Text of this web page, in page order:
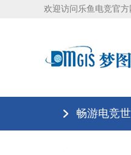
欢迎访问乐鱼电竞官方
畅游电竞